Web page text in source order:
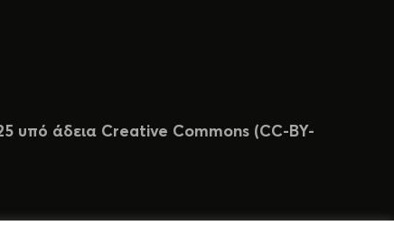
υπό άδεια Creative Commons (CC-BY-